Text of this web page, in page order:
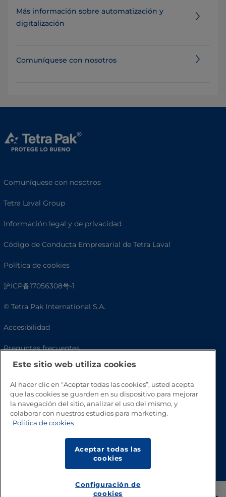
Más información sobre automatización y
digitalización
Comuníquese con nosotros
Comuníquese con nosotros
Tetra Laval Group
Información legal y de privacidad
Código de Conducta Empresarial de Tetra Laval
Política de cookies
沪ICP备17056308号-1
© Tetra Pak International S.A.
Accesibilidad
Preguntas frecuentes
Este sitio web utiliza cookies
Al hacer clic en “Aceptar todas las cookies”, usted acepta
que las cookies se guarden en su dispositivo para mejorar
la navegación del sitio, analizar el uso del mismo, y
colaborar con nuestros estudios para marketing.
Política de cookies
Aceptar todas las
cookies
Configuración de
cookies